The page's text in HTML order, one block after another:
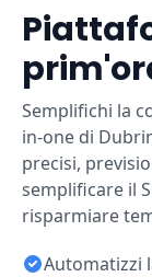
Semplifichi la
in-one di
precisi,
semplificare il
risparmiare
Automatizzi